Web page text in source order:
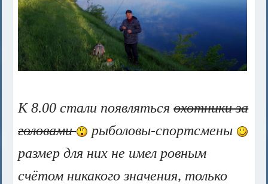
К 8.00 стали появлятьсяохотники за
головами
рыболовы-спортсмены
размер для них не имел ровным
счётом никакого значения, только